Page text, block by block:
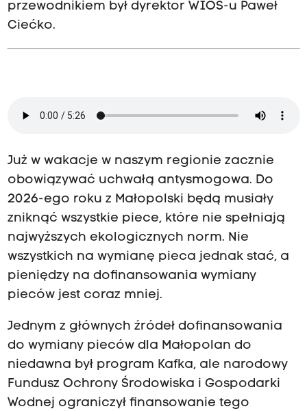
przewodnikiem był dyrektor WIOS-u Paweł
Ciećko.
Już w wakacje w naszym regionie zacznie
obowiązywać uchwałą antysmogowa. Do
2026-ego roku z Małopolski będą musiały
zniknąć wszystkie piece, które nie spełniają
najwyższych ekologicznych norm. Nie
wszystkich na wymianę pieca jednak stać, a
pieniędzy na dofinansowania wymiany
pieców jest coraz mniej.
Jednym z głównych źródeł dofinansowania
do wymiany pieców dla Małopolan do
niedawna był program Kafka, ale narodowy
Fundusz Ochrony Środowiska i Gospodarki
Wodnej ograniczył finansowanie tego